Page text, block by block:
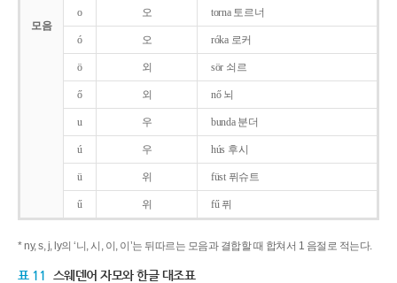
모음
o 오 torna 토르너
ó 오 róka 로커
ö 외 sör 쇠르
ő 외 nő 뇌
u 우 bunda 분더
ú 우 hús 후시
ü 위 füst 퓌슈트
ű 위 fű 퓌
* ny, s, j, ly의 ‘니, 시, 이, 이’는 뒤따르는 모음과 결합할 때 합쳐서 1 음절로 적는다.
표 11 스웨덴어 자모와 한글 대조표